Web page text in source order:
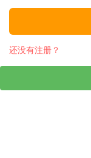
还没有注册？